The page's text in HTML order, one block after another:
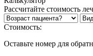
Рассчитайте стоимость
Стоимость:
Оставьте номер для